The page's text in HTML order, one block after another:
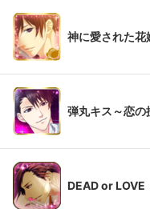
神に愛された
弾丸キス～恋の
DEAD or LOVE